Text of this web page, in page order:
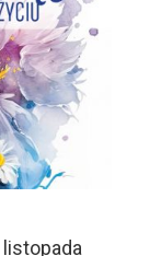
listopada